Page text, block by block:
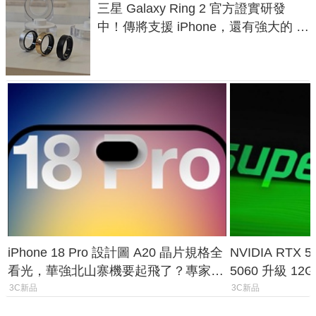
三星 Galaxy Ring 2 官方證實研發
中！傳將支援 iPhone，還有強大的 AI
iPhone 18 Pro 設計圖 A20 晶片規格全
看光，華強北山寨機要起飛了？專家曝
山寨機無法復刻兩大關鍵
3C新品
NVIDIA RTX
5060 升級
次規格終於不
3C新品